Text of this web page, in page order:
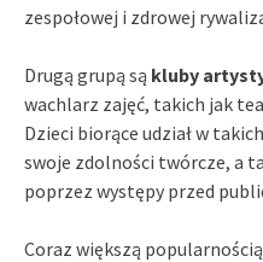
zespołowej i zdrowej
Drugą grupą są kluby
wachlarz zajęć, takich jak
Dzieci biorące udział w
swoje zdolności twórcze, a
poprzez występy przed
Coraz większą